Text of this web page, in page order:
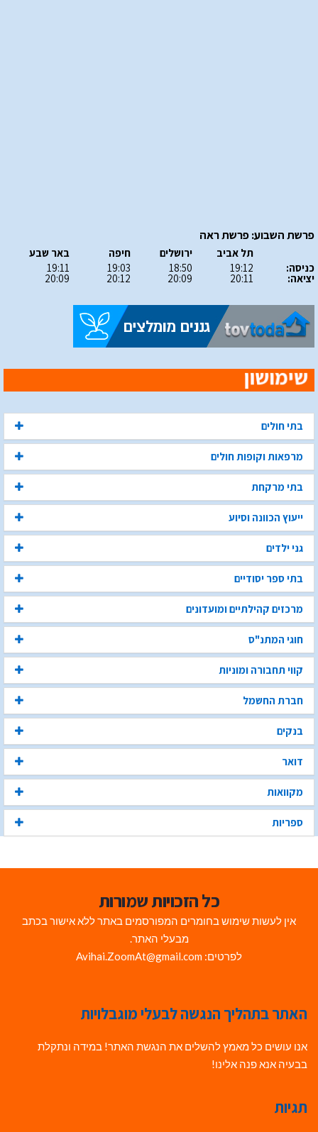
פרשת השבוע: פרשת ראה
כניסה:
יציאה:
תל אביב
19:12
20:11
ירושלים
18:50
20:09
חיפה
19:03
20:12
באר שבע
19:11
20:09
בתי חולים
מרפאות וקופות חולים
בתי מרקחת
ייעוץ הכוונה וסיוע
גני ילדים
בתי ספר יסודיים
מרכזים קהילתיים ומועדונים
חוגי המתנ"ס
קווי תחבורה ומוניות
חברת החשמל
בנקים
דואר
מקוואות
ספריות
כל הזכויות שמורות
אין לעשות שימוש בחומרים המפורסמים באתר ללא אישור בכתב
מבעלי האתר.
לפרטים: Avihai.ZoomAt@gmail.com
האתר בתהליך הנגשה לבעלי מוגבלויות
אנו עושים כל מאמץ להשלים את הנגשת האתר! במידה ונתקלת
בבעיה אנא פנה אלינו!
תגיות